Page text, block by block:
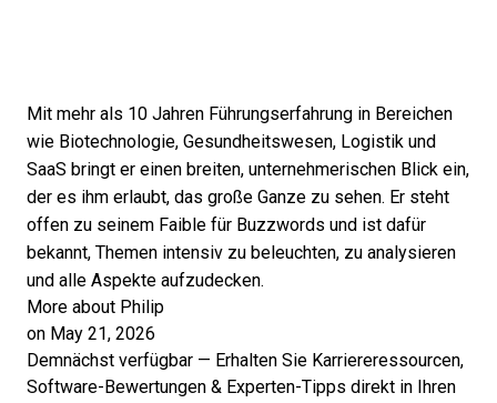
Mit mehr als 10 Jahren Führungserfahrung in Bereichen
wie Biotechnologie, Gesundheitswesen, Logistik und
SaaS bringt er einen breiten, unternehmerischen Blick ein,
der es ihm erlaubt, das große Ganze zu sehen. Er steht
offen zu seinem Faible für Buzzwords und ist dafür
bekannt, Themen intensiv zu beleuchten, zu analysieren
und alle Aspekte aufzudecken.
More about Philip
on May 21, 2026
Demnächst verfügbar — Erhalten Sie Karriereressourcen,
Software-Bewertungen & Experten-Tipps direkt in Ihren